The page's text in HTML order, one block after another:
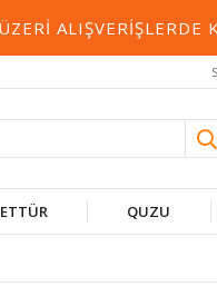
ALIŞVERIŞLERDE
QUZU